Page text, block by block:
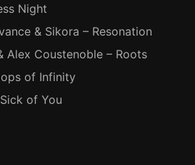
Night
& Sikora – Resonation
Alex Coustenoble – Roots
of Infinity
of You